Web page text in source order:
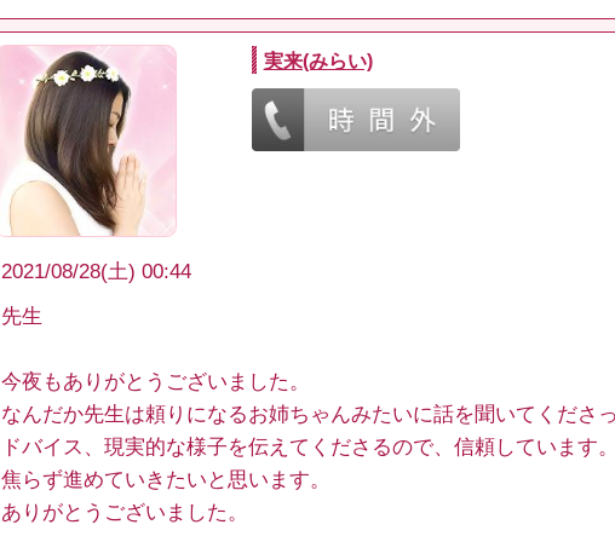
実来(みらい)
2021/08/28(土) 00:44
先生
今夜もありがとうございました。
なんだか先生は頼りになるお姉ちゃんみたいに話を聞いてくださ
ドバイス、現実的な様子を伝えてくださるので、信頼しています。
焦らず進めていきたいと思います。
ありがとうございました。